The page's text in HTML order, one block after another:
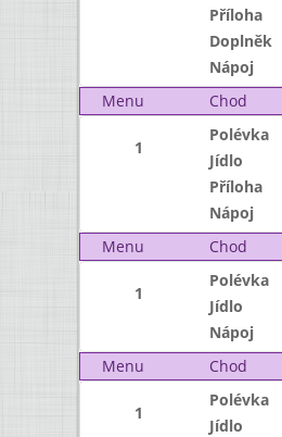
Příloha
Doplněk
Nápoj
Menu
Chod
1
Polévka
Jídlo
Příloha
Nápoj
Menu
Chod
1
Polévka
Jídlo
Nápoj
Menu
Chod
1
Polévka
Jídlo